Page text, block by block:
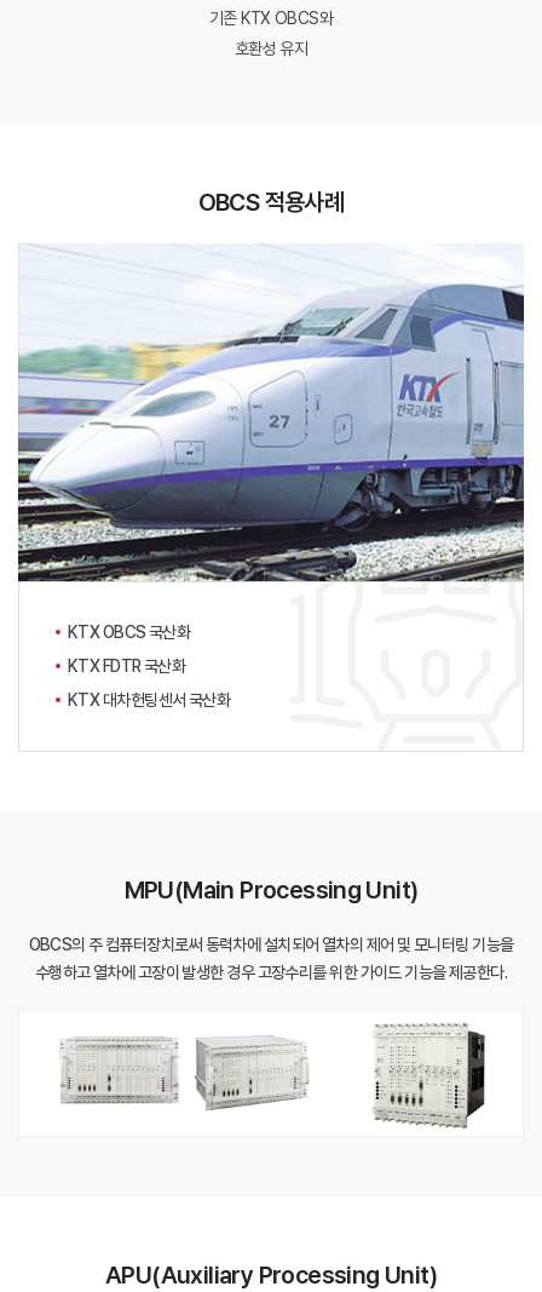
기존 KTX OBCS와
호환성 유지
OBCS 적용사례
KTX OBCS 국산화
KTX FDTR 국산화
KTX 대차헌팅센서 국산화
MPU(Main Processing Unit)
OBCS의 주 컴퓨터장치로써 동력차에 설치되어 열차의 제어 및 모니터링 기능을
수행하고 열차에 고장이 발생한 경우 고장수리를 위한 가이드 기능을 제공한다.
APU(Auxiliary Processing Unit)